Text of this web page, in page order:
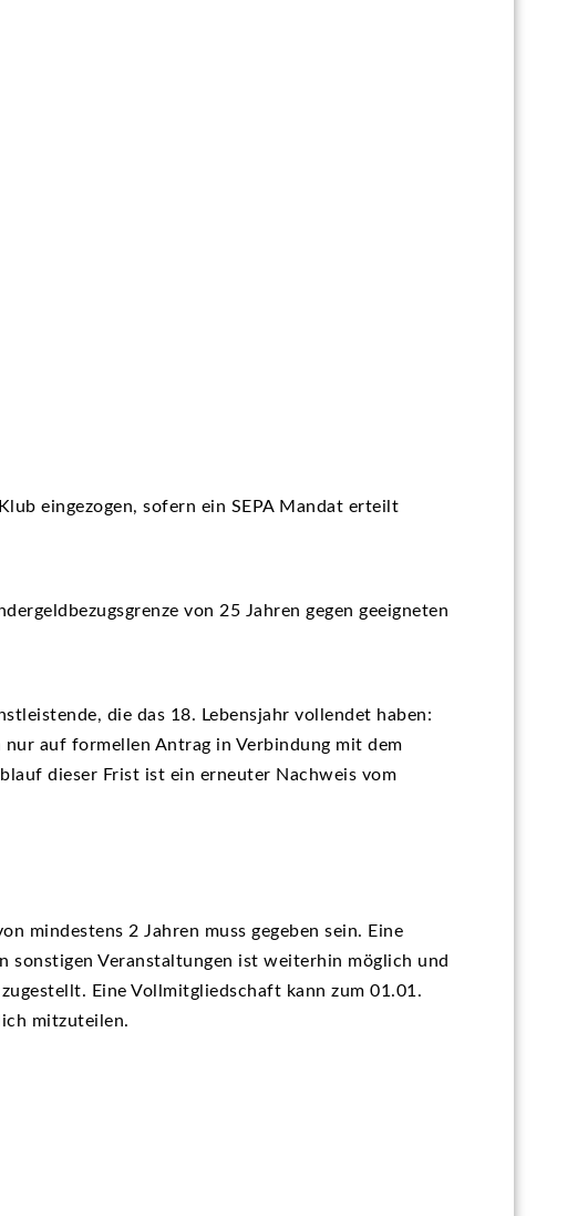
eingezogen, sofern ein SEPA Mandat erteilt
von 25 Jahren gegen geeigneten
die das 18. Lebensjahr vollendet haben:
auf formellen Antrag in Verbindung mit dem
dieser Frist ist ein erneuter Nachweis vom
mindestens 2 Jahren muss gegeben sein. Eine
sonstigen Veranstaltungen ist weiterhin möglich und
Eine Vollmitgliedschaft kann zum 01.01.
mitzuteilen.